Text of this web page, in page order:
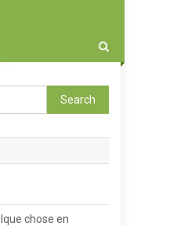
Search for:
chose en